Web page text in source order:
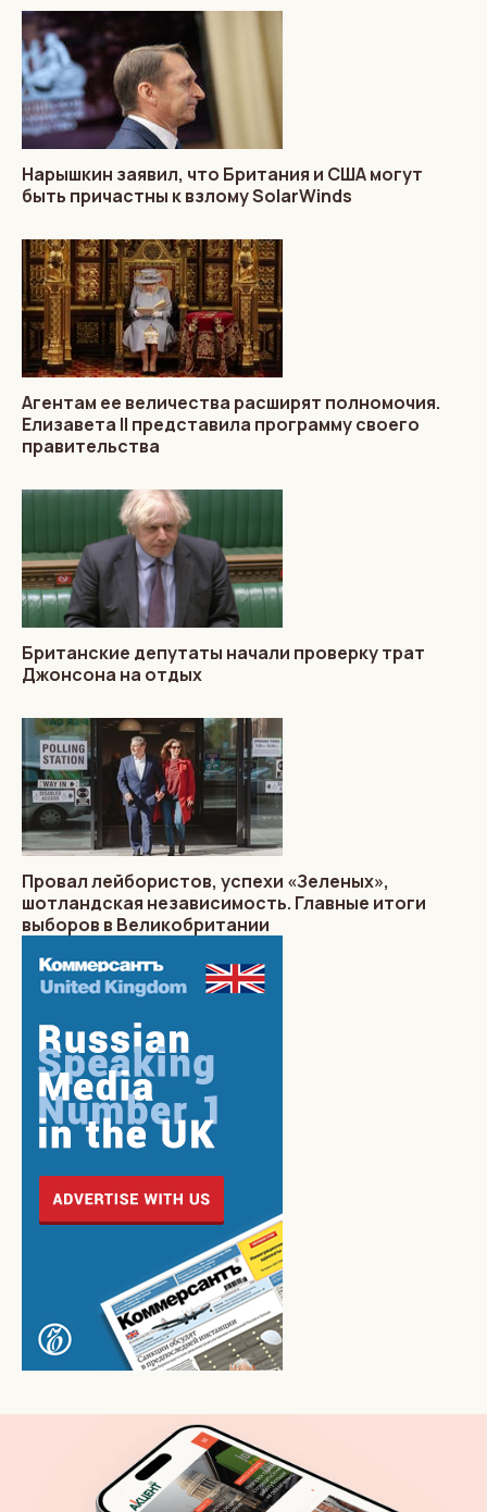
Нарышкин заявил, что Британия и США могут
быть причастны к взлому SolarWinds
Агентам ее величества расширят полномочия.
Елизавета II представила программу своего
правительства
Британские депутаты начали проверку трат
Джонсона на отдых
Провал лейбористов, успехи «Зеленых»,
шотландская независимость. Главные итоги
выборов в Великобритании